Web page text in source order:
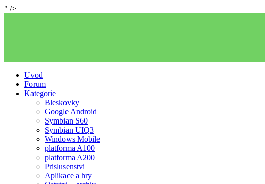
" />
Uvod
Forum
Kategorie
Bleskovky
Google Android
Symbian S60
Symbian UIQ3
Windows Mobile
platforma A100
platforma A200
Prislusenstvi
Aplikace a hry